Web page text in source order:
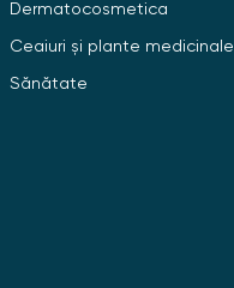
Dermatocosmetica
Ceaiuri și plante medicinale
Sănătate